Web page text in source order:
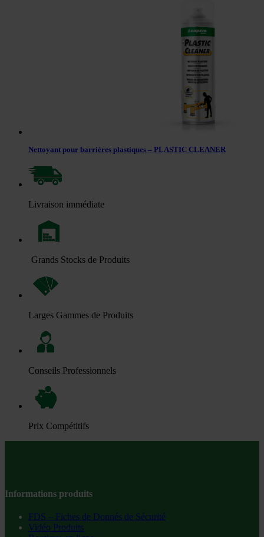
Nettoyant pour barrières plastiques – PLASTIC CLEANER
Livraison immédiate
Grands Stocks de Produits
Larges Gammes de Produits
Conseils Professionnels
Prix Compétitifs
Informations produits
FDS – Fiches de Donnés de Sécurité
Vidéo Produits